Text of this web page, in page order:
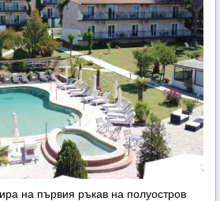
на първия ръкав на полуостров